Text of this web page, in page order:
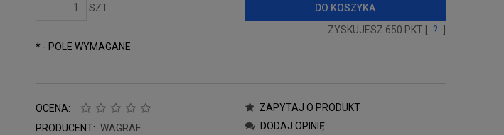
SZT.
DO KOSZYKA
ZYSKUJESZ 650 PKT [ ?
*- POLE WYMAGANE
OCENA:
PRODUCENT: WAGRAF
ZAPYTAJ O PRODUKT
DODAJ OPINIĘ